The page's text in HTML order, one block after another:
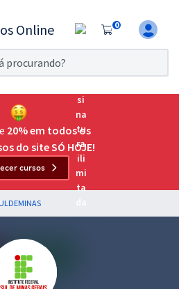
0
por 7 dias!
para o Exame da
para as principais
20% em todos os
do site SÓ HOJE!
cursos